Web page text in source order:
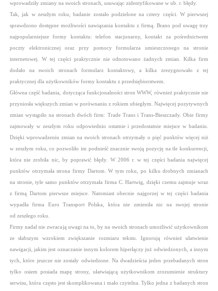
wprowadziły zmiany na swoich stronach, usuwając zidentyfikowane w ub. r. błędy.
Tak, jak w zeszłym roku, badanie zostało podzielone na cztery części. W pierwszej
sprawdzono dostępne możliwości nawiązania kontaktu z firmą. Brano pod uwagę trzy
najpopularniejsze formy kontaktu: telefon stacjonarny, kontakt za pośrednictwem
poczty elektronicznej oraz przy pomocy formularza umieszczonego na stronie
internetowej. W tej części praktycznie nie odnotowano żadnych zmian. Kilka firm
dodało na swoich stronach formularz kontaktowy, a kilka zrezygnowało z tej
praktycznej dla użytkowników formy kontaktu z przedsiębiorstwem.
Główna część badania, dotycząca funkcjonalności stron WWW, również praktycznie nie
przyniosła większych zmian w porównaniu z rokiem ubiegłym. Najwięcej pozytywnych
zmian wystąpiło na stronach dwóch firm: Trade Trans i Trans-Bieszczady. Obie firmy
zajmowały w zeszłym roku odpowiednio ostatnie i przedostatnie miejsce w badaniu.
Dzięki wprowadzeniu zmian na swoich stronach otrzymały o pięć punktów więcej niż
w zeszłym roku, co pozwoliło im podnieść znacznie swoją pozycję na tle konkurencji,
która nie zrobiła nic, by poprawić błędy. W 2006 r. w tej części badania najwięcej
punktów otrzymała strona firmy Dartom. W tym roku, po kilku drobnych zmianach
na stronie, tyle samo punktów otrzymała firma C. Hartwig, dzięki czemu zajmuje wraz
z firmą Dartom pierwsze miejsce. Natomiast obecnie najgorzej w tej części badania
wypadła firma Euro Transport Polska, która nie zmieniła nic na swojej stronie
od zeszłego roku.
Firmy nadal nie zwracają uwagi na to, by na swoich stronach umożliwić użytkownikom
ze słabszym wzrokiem zwiększanie rozmiaru tekstu. Ignorują również ułatwienie
nawigacji, jakim jest oznaczanie innym kolorem hiperłączy już odwiedzonych, a innym
tych, które jeszcze nie zostały odwiedzone. Na dwadzieścia jeden przebadanych stron
tylko osiem posiada mapę strony, ułatwiającą użytkownikom zrozumienie struktury
serwisu, która często jest skomplikowana i mało czytelna. Tylko jedna z badanych stron